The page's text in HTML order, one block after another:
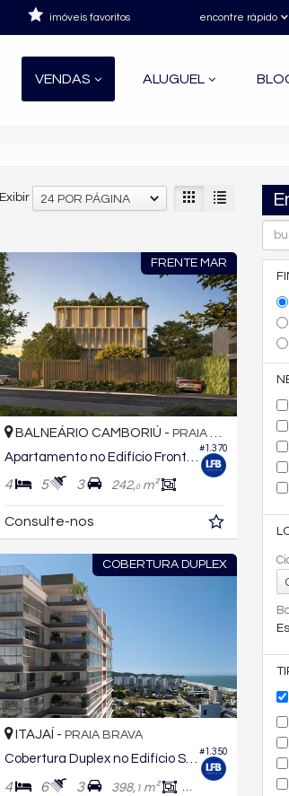
encontre rápido
imóveis favoritos
VENDAS ALUGUEL
Exibir 24 POR PÁGINA
FRENTE MAR
#1.370
BALNEÁRIO CAMBORIÚ - PRAIA DO ESTALEIRO
4 5 3 242,0m²
Consulte-nos
COBERTURA DUPLEX
#1.350
ITAJAÍ - PRAIA BRAVA
Cobertura Duplex no Edifício Surya Residence
4 6 3 398, 1 m² 348,